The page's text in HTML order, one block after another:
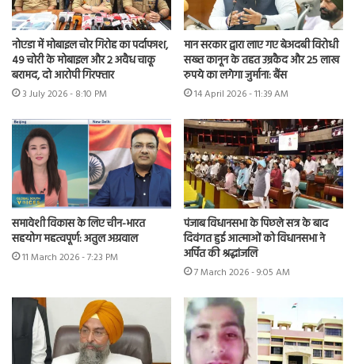
नोएडा में मोबाइल चोर गिरोह का पर्दाफाश,
49 चोरी के मोबाइल और 2 अवैध चाकू
बरामद, दो आरोपी गिरफ्तार
3 July 2026 - 8:10 PM
मान सरकार द्वारा लाए गए बेअदबी विरोधी
सख्त कानून के तहत उम्रकैद और 25 लाख
रुपये का लगेगा जुर्माना: बैंस
14 April 2026 - 11:39 AM
समावेशी विकास के लिए चीन-भारत
सहयोग महत्वपूर्ण: अतुल अग्रवाल
11 March 2026 - 7:23 PM
पंजाब विधानसभा के पिछले सत्र के बाद
दिवंगत हुई आत्माओं को विधानसभा ने
अर्पित की श्रद्धांजलि
7 March 2026 - 9:05 AM